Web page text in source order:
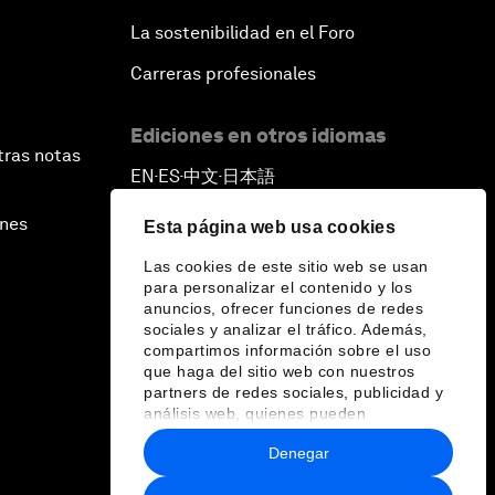
Esta página web usa cookies
Las cookies de este sitio web se usan
para personalizar el contenido y los
anuncios, ofrecer funciones de redes
sociales y analizar el tráfico. Además,
compartimos información sobre el uso
que haga del sitio web con nuestros
partners de redes sociales, publicidad y
análisis web, quienes pueden
combinarla con otra información que les
haya proporcionado o que hayan
recopilado a partir del uso que haya
Denegar
notas
La sostenibilidad en el Foro
Carreras profesionales
Ediciones en otros idiomas
EN ▪ ES▪中文▪ 日本語